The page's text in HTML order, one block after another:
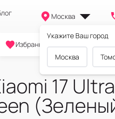
Москва
Укажите Ваш город
Москва
0
Избранное Cравнение
17 Ultra